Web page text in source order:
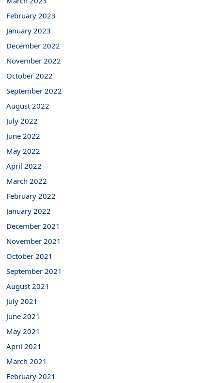
February 2023
January 2023
December 2022
November 2022
October 2022
September 2022
August 2022
July 2022
June 2022
May 2022
April 2022
March 2022
February 2022
January 2022
December 2021
November 2021
October 2021
September 2021
August 2021
July 2021
June 2021
May 2021
April 2021
March 2021
February 2021